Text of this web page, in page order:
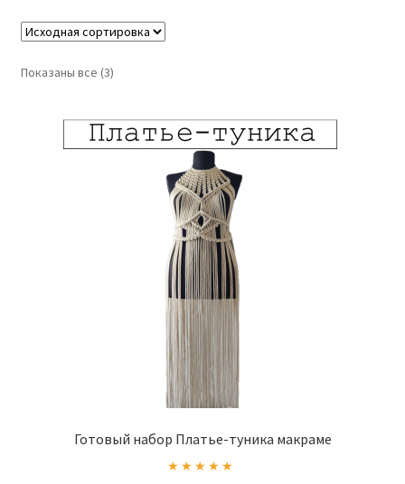
Показаны все (3)
Готовый набор Платье-туника макраме